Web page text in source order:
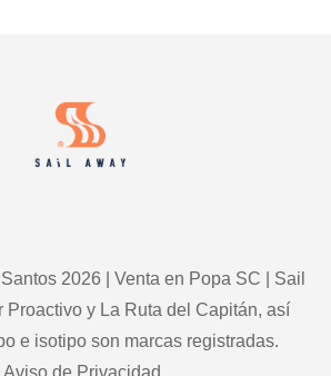
2026 | Venta en Popa SC | Sail
Proactivo y La Ruta del Capitán, así
e isotipo son marcas registradas.